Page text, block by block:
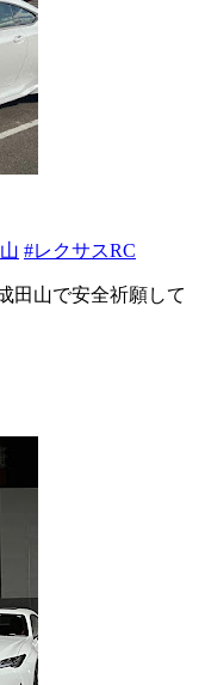
#レクサスRC
田山で安全祈願して